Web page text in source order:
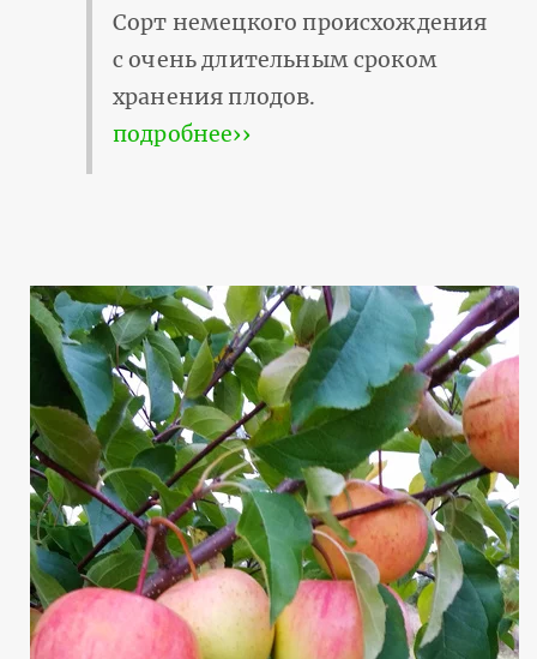
Сорт немецкого происхождения
с очень длительным сроком
хранения плодов.
подробнее››